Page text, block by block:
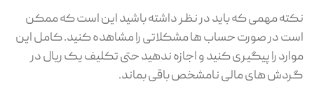
نکته مهمی که باید در نظر داشته باشید این است که ممکن
است در صورت حساب ها مشکلاتی را مشاهده کنید. کامل این
موارد را پیگیری کنید و اجازه ندهید حتی تکلیف یک ریال در
گردش های مالی نامشخص باقی بماند.